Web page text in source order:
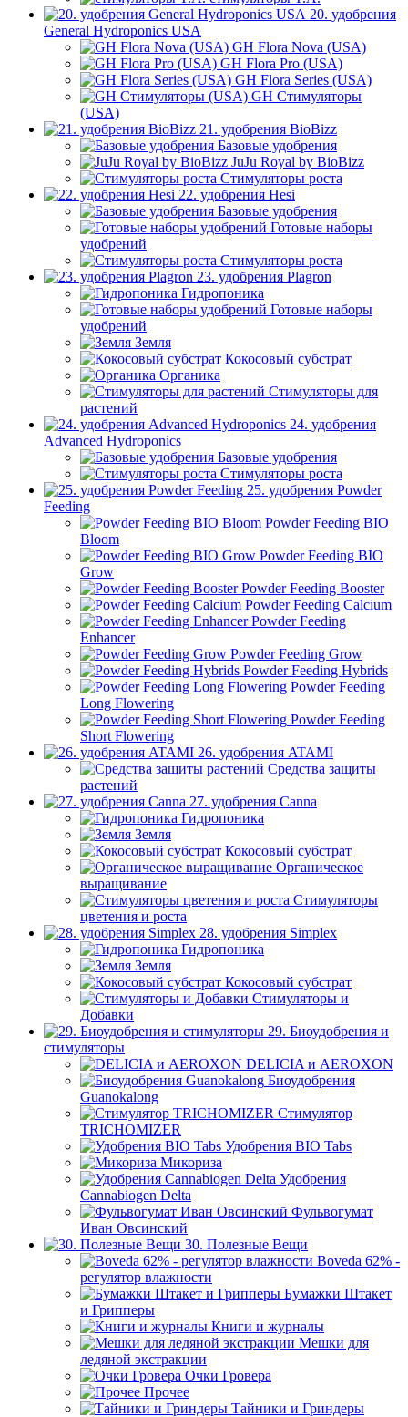
20. удобрения
General Hydroponics USA
GH Flora Nova (USA)
GH Flora Pro (USA)
GH Flora Series (USA)
GH Стимуляторы
(USA)
21. удобрения BioBizz
Базовые удобрения
JuJu Royal by BioBizz
Стимуляторы роста
22. удобрения Hesi
Базовые удобрения
Готовые наборы
удобрений
Стимуляторы роста
23. удобрения Plagron
Гидропоника
Готовые наборы
удобрений
Земля
Кокосовый субстрат
Органика
Стимуляторы для
растений
24. удобрения
Advanced Hydroponics
Базовые удобрения
Стимуляторы роста
25. удобрения Powder
Feeding
Powder Feeding BIO
Bloom
Powder Feeding BIO
Grow
Powder Feeding Booster
Powder Feeding Calcium
Powder Feeding
Enhancer
Powder Feeding Grow
Powder Feeding Hybrids
Powder Feeding
Long Flowering
Powder Feeding
Short Flowering
26. удобрения ATAMI
Средства защиты
растений
27. удобрения Canna
Гидропоника
Земля
Кокосовый субстрат
Органическое
выращивание
Стимуляторы
цветения и роста
28. удобрения Simplex
Гидропоника
Земля
Кокосовый субстрат
Стимуляторы и
Добавки
29. Биоудобрения и
стимуляторы
DELICIA и AEROXON
Биоудобрения
Guanokalong
Стимулятор
TRICHOMIZER
Удобрения BIO Tabs
Микориза
Удобрения
Cannabiogen Delta
Фульвогумат
Иван Овсинский
30. Полезные Вещи
Boveda 62% -
регулятор влажности
Бумажки Штакет
и Грипперы
Книги и журналы
Мешки для
ледяной экстракции
Очки Гровера
Прочее
Тайники и Гриндеры